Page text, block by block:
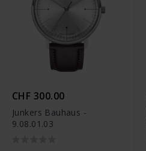
CHF 300.00
Junkers Bauhaus -
9.08.01.03